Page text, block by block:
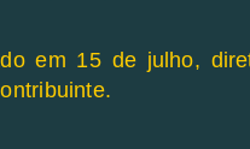
em 15 de julho,